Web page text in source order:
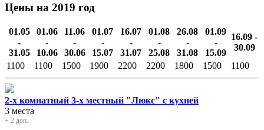
Цены на 2019 год
01.05
-
31.05
01.06
-
10.06
11.06
-
30.06
01.07
-
15.07
16.07
-
31.07
01.08
-
25.08
26.08
-
31.08
01.09
-
15.09
16.09 -
30.09
1100
1100 1500 1900 2200 2200 1800 1500 1100
2-х комнатный 3-х местный "Люкс" с кухней
3 места
+ 2 доп.